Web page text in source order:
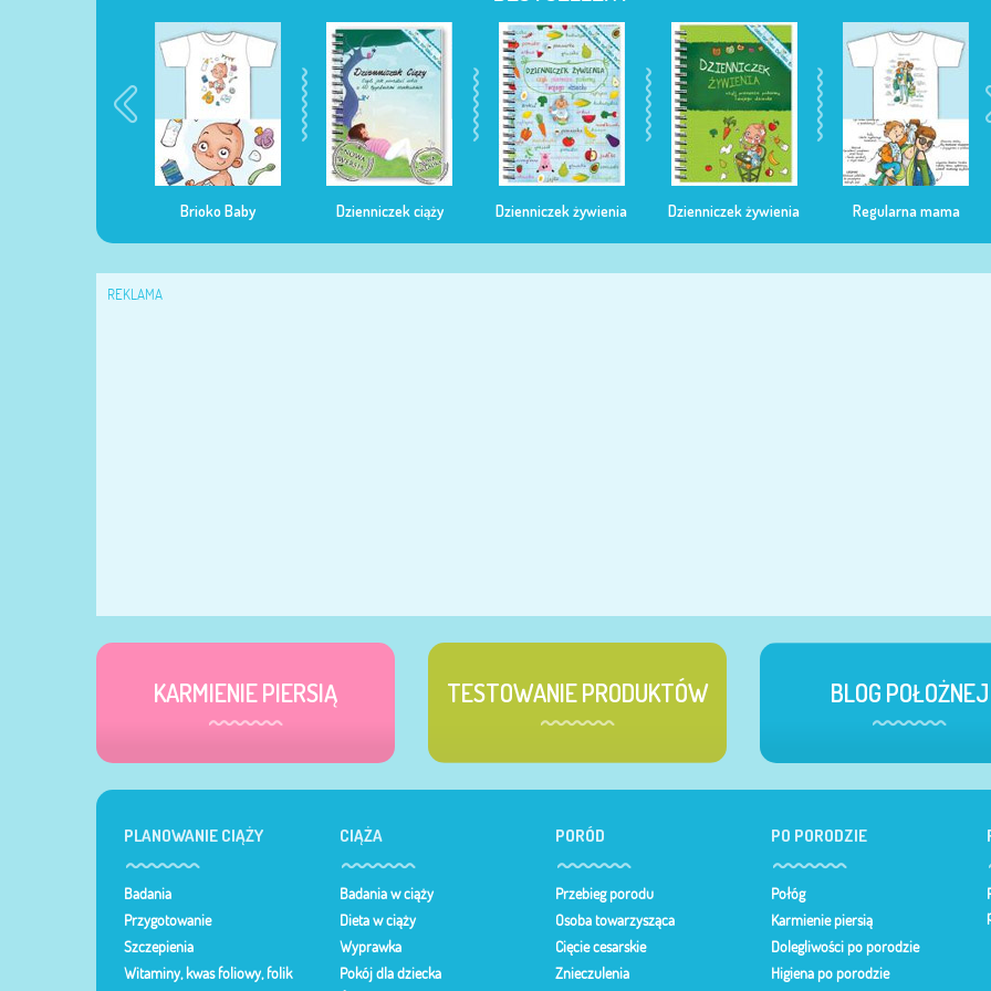
Brioko Baby Dzienniczek ciąży Dzienniczek żywienia Dzienniczek żywienia Regularna mama
REKLAMA
KARMIENIE PIERSIĄ TESTOWANIE PRODUKTÓW BLOG POŁOŻNEJ
PLANOWANIE CIĄŻY
Badania
Przygotowanie
Szczepienia
Witaminy, kwas foliowy, folik
CIĄŻA
Badania w ciąży
Dieta w ciąży
Wyprawka
Pokój dla dziecka
PORÓD
Przebieg porodu
Osoba towarzysząca
Cięcie cesarskie
Znieczulenia
PO PORODZIE
Połóg
Karmienie piersią
Dolegliwości po porodzie
Higiena po porodzie